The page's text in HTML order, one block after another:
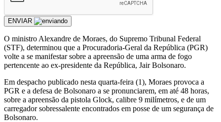
ENVIAR
O ministro Alexandre de Moraes, do Supremo Tribunal Federal
(STF), determinou que a Procuradoria-Geral da República (PGR)
volte a se manifestar sobre a apreensão de uma arma de fogo
pertencente ao ex-presidente da República, Jair Bolsonaro.
Em despacho publicado nesta quarta-feira (1), Moraes provoca a
PGR e a defesa de Bolsonaro a se pronunciarem, em até 48 horas,
sobre a apreensão da pistola Glock, calibre 9 milímetros, e de um
carregador sobressalente encontrados em posse de um segurança de
Bolsonaro.